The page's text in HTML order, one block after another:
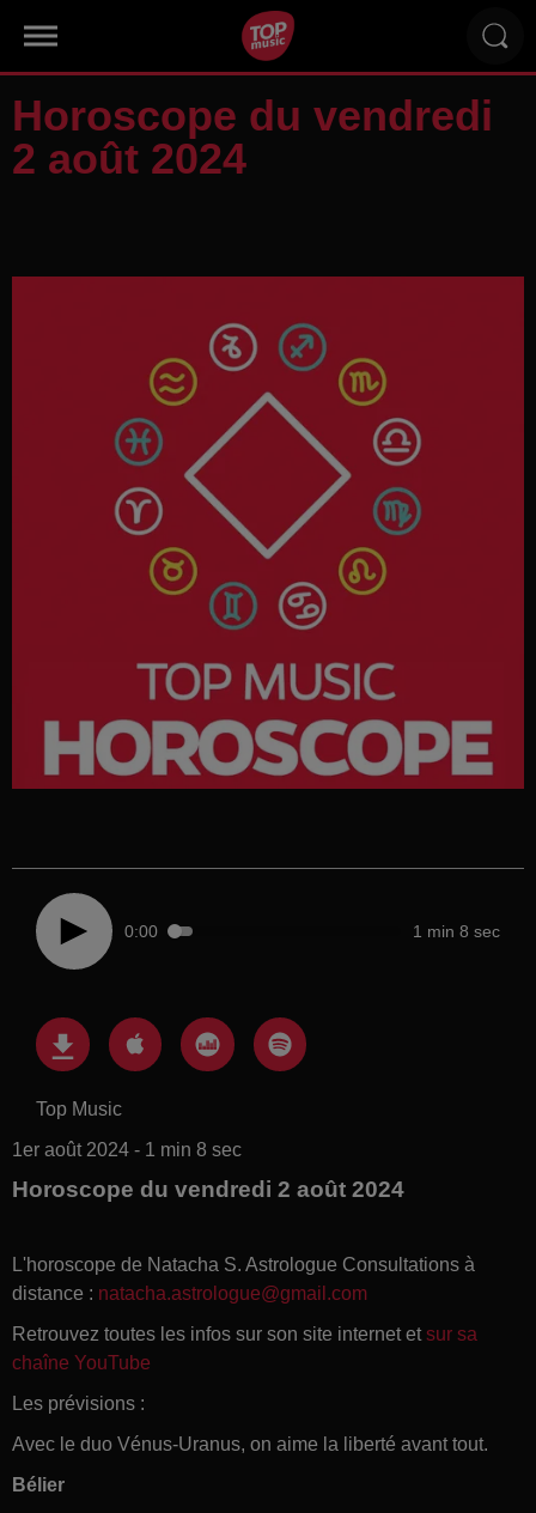
Horoscope du vendredi
2 août 2024
0:00 1 min 8 sec
Top Music
1er août 2024 - 1 min 8 sec
Horoscope du vendredi 2 août 2024
L'horoscope de Natacha S. Astrologue Consultations à
distance : natacha.astrologue@gmail.com
Retrouvez toutes les infos sur son site internet et sur sa
chaîne YouTube
Les prévisions :
Avec le duo Vénus-Uranus, on aime la liberté avant tout.
Bélier